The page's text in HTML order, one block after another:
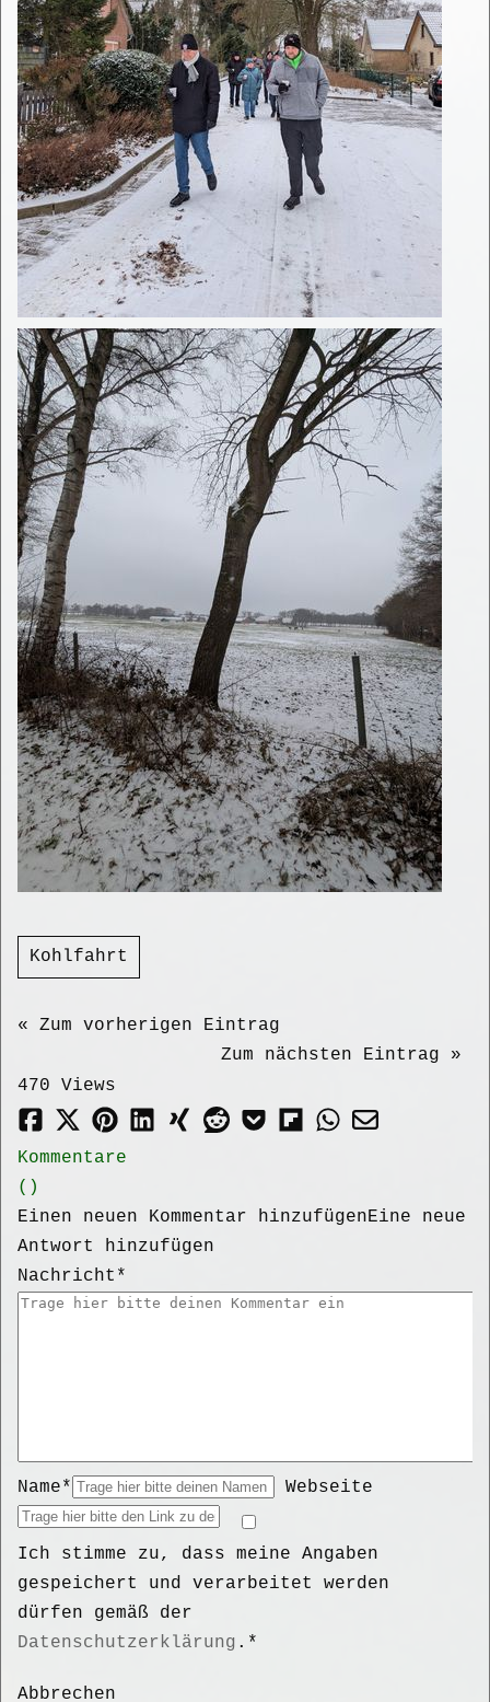
Kohlfahrt
« Zum vorherigen Eintrag
Zum nächsten Eintrag »
470 Views
Kommentare
( )
Einen neuen Kommentar hinzufügenEine neue
Antwort hinzufügen
Nachricht*
Name* Webseite
Ich stimme zu, dass meine Angaben
gespeichert und verarbeitet werden
dürfen gemäß der
Datenschutzerklärung .*
Abbrechen